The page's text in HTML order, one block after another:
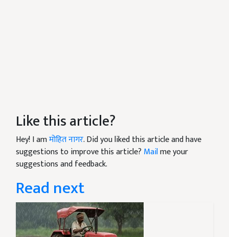
Like this article?
Hey! I amमोहित नागर. Did you liked this article and have
suggestions to improve this article? Mailme your
suggestions and feedback.
Read next